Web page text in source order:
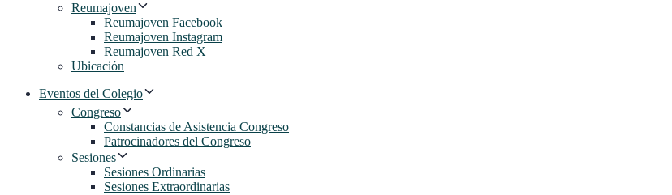
Reumajoven
Reumajoven Facebook
Reumajoven Instagram
Reumajoven Red X
Ubicación
Eventos del Colegio
Congreso
Constancias de Asistencia Congreso
Patrocinadores del Congreso
Sesiones
Sesiones Ordinarias
Sesiones Extraordinarias